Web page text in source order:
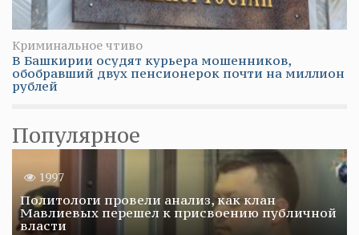
Криминальное чтиво
В Башкирии осудят курьера мошенников,
обобравший двух пенсионерок почти на миллион
рублей
Популярное
1997
Политологи провели анализ, как клан
Мавлиевых перешел к присвоению публичной
власти